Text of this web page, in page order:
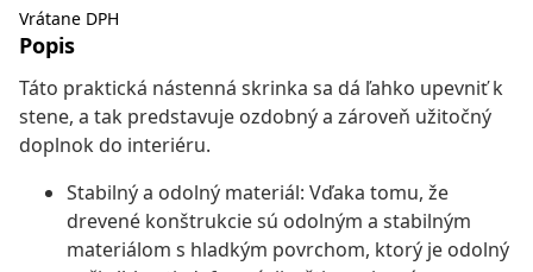
Vrátane DPH
Popis
Táto praktická nástenná skrinka sa dá ľahko upevniť k
stene, a tak predstavuje ozdobný a zároveň užitočný
doplnok do interiéru.
Stabilný a odolný materiál: Vďaka tomu, že
drevené konštrukcie sú odolným a stabilným
materiálom s hladkým povrchom, ktorý je odolný